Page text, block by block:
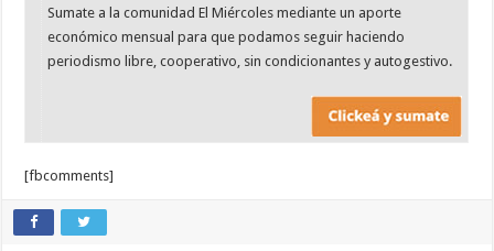
Sumate a la comunidad El Miércoles mediante un aporte
económico mensual para que podamos seguir haciendo
periodismo libre, cooperativo, sin condicionantes y autogestivo.
[fbcomments]